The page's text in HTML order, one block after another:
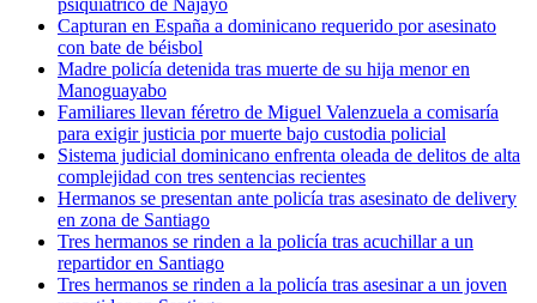
Capturan en España a dominicano requerido por asesinato
con bate de béisbol
Madre policía detenida tras muerte de su hija menor en
Manoguayabo
Familiares llevan féretro de Miguel Valenzuela a comisaría
para exigir justicia por muerte bajo custodia policial
Sistema judicial dominicano enfrenta oleada de delitos de alta
complejidad con tres sentencias recientes
Hermanos se presentan ante policía tras asesinato de delivery
en zona de Santiago
Tres hermanos se rinden a la policía tras acuchillar a un
repartidor en Santiago
Tres hermanos se rinden a la policía tras asesinar a un joven